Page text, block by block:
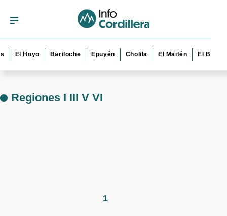
El Hoyo Bariloche Epuyén Cholila El Maitén El Bolsón
Regiones I III V VI
1